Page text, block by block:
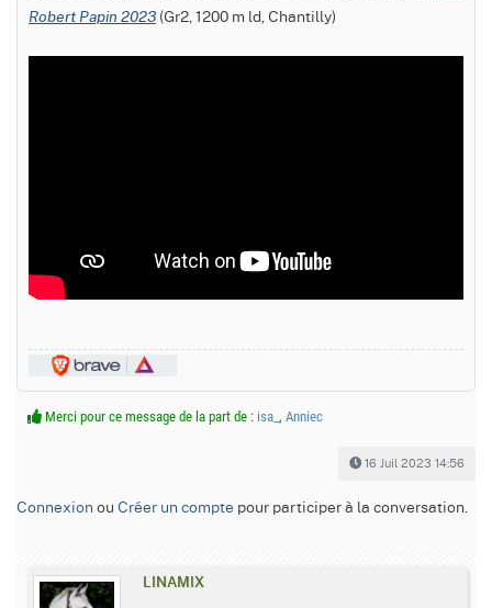
Robert Papin 2023 (Gr2, 1200 m ld, Chantilly)
Merci pour ce message de la part de : isa_ , Anniec
16 Juil 2023 14:56
Connexion ou Créer un compte pour participer à la conversation.
LINAMIX